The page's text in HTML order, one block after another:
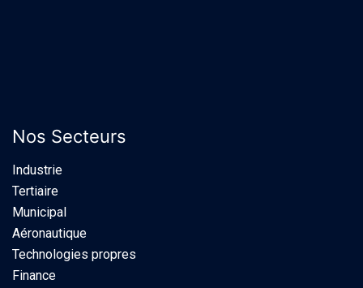
Nos Secteurs
Industrie​
Tertiaire
Municipal
Aéronautique
Technologies propres
Finance